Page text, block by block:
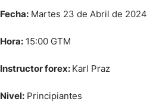
Fecha: Martes 23 de Abril de 2024
Hora: 15:00 GTM
Instructor forex: Karl Praz
Nivel: Principiantes